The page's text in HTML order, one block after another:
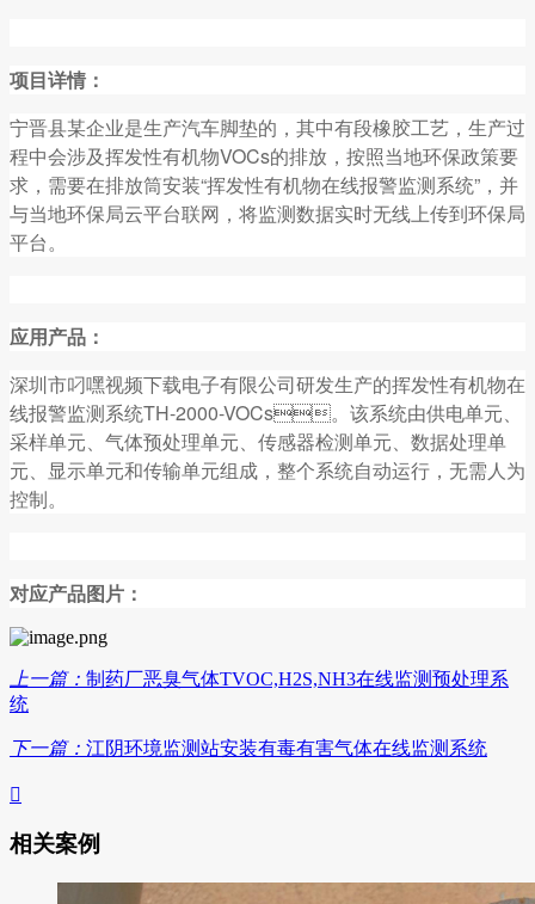
项目详情：
宁晋县某企业是生产汽车脚垫的，其中有段橡胶工艺，生产过
程中会涉及挥发性有机物VOCs的排放，按照当地环保政策要
求，需要在排放筒安装“挥发性有机物在线报警监测系统”，并
与当地环保局云平台联网，将监测数据实时无线上传到环保局
平台。
应用产品：
深圳市叼嘿视频下载电子有限公司研发生产的挥发性有机物在
线报警监测系统TH-2000-VOCs。该系统由供电单元、
采样单元、气体预处理单元、传感器检测单元、数据处理单
元、显示单元和传输单元组成，整个系统自动运行，无需人为
控制。
对应产品图片：
上一篇： 制药厂恶臭气体TVOC,H2S,NH3在线监测预处理系
统
下一篇： 江阴环境监测站安装有毒有害气体在线监测系统

相关案例